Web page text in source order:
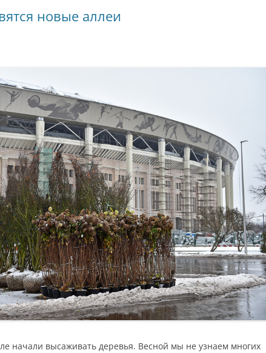
новые аллеи
начали высаживать деревья. Весной мы не узнаем многих